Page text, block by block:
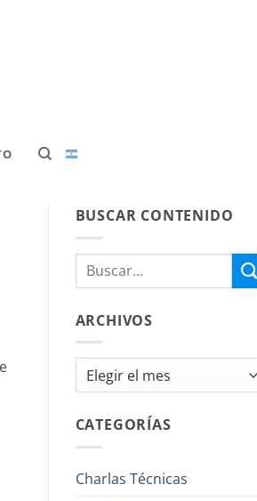
BUSCAR CONTENIDO
ARCHIVOS
Archivos
CATEGORÍAS
Charlas Técnicas